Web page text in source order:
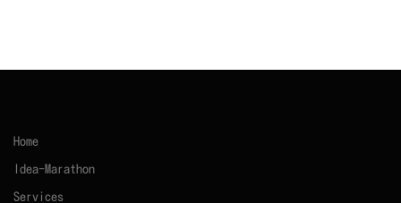
Home
Idea-Marathon
Services